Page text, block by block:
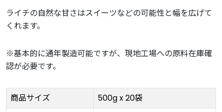
ライチの自然な甘さはスイーツなどの可能性と幅を広げて
くれます。
※基本的に通年製造可能ですが、現地工場への原料在庫確
認が必要です。
商品サイズ
500g x 20袋